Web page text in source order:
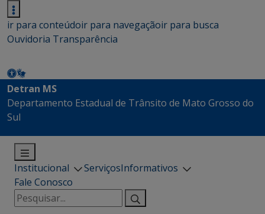
ir para conteúdoir para navegaçãoir para busca
Ouvidoria Transparência
Detran MS
Departamento Estadual de Trânsito de Mato Grosso do
Sul
Institucional ServiçosInformativos
Fale Conosco
Pesquisar
por: